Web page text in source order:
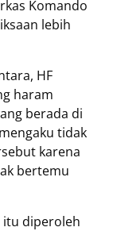
Komando
lebih
HF
haram
berada di
tidak
karena
bertemu
itu diperoleh